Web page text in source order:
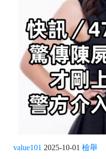
value101 2025-10-01 檢舉